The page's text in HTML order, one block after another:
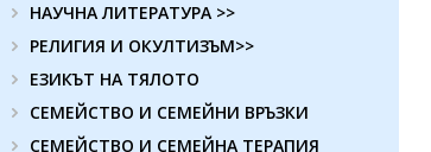
НАУЧНА ЛИТЕРАТУРА >>
РЕЛИГИЯ И ОКУЛТИЗЪМ>>
ЕЗИКЪТ НА ТЯЛОТО
СЕМЕЙСТВО И СЕМЕЙНИ ВРЪЗКИ
СЕМЕЙСТВО И СЕМЕЙНА ТЕРАПИЯ